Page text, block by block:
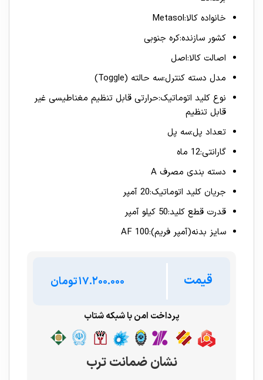
خانواده کالا:Metasol
کشور سازنده:کره جنوبی
اصالت کالا:اصل
مدل دسته کنترل:سه حالته (Toggle)
نوع کلید اتوماتیک:حرارتی قابل تنظیم مغناطیسی غیر
قابل تنظیم
تعداد پل:سه پل
گارانتی:12 ماه
دسته بندی مصرف A
جریان کلید اتوماتیک:20 آمپر
قدرت قطع کلید:50 کیلو آمپر
سایز بدنه(آمپر فریم):100 AF
قیمت تومان
پرداخت امن با شبکه شتاب
نشان ضمانت ترب